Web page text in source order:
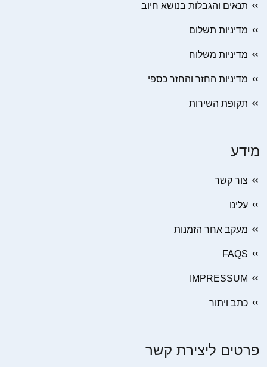
תנאים והגבלות בנושא חיוב
מדיניות תשלום
מדיניות משלוח
מדיניות החזר והחזר כספי
תקופת השירות
מידע
צור קשר
עלינו
מעקב אחר הזמנות
FAQS
IMPRESSUM
כתב ויתור
פרטים ליצירת קשר